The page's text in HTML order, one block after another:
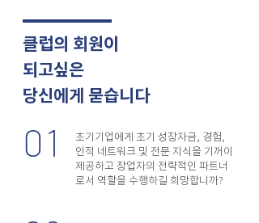
클럽의 회원이
되고싶은
당신에게 묻습니다
01
초기기업에게 초기 성장자금, 경험,
인적 네트워크 및 전문 지식을 기꺼이
제공하고 창업자의 전략적인 파트너
로서 역할을 수행하길 희망합니까?